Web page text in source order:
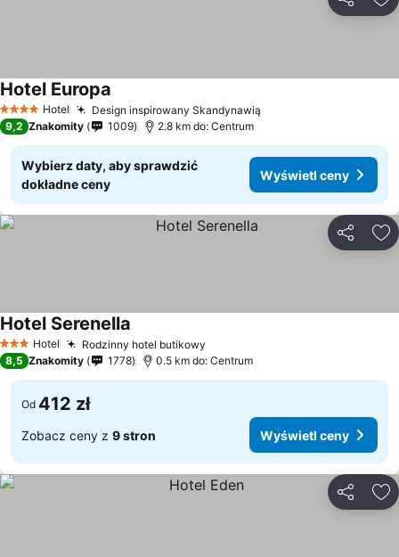
4 KategoriaHotel Design inspirowany Skandynawią
Hotel Europa
9,2 Znakomity 1009 2.8 km do: Centrum
Wybierz daty, aby sprawdzić
dokładne ceny
Wyświetl ceny
3 Kategoria
Hotel Rodzinny hotel butikowy
Hotel Serenella
8,5 Znakomity 1778 0.5 km do: Centrum
Od 412 zł
Zobacz ceny z 9 stron Wyświetl ceny